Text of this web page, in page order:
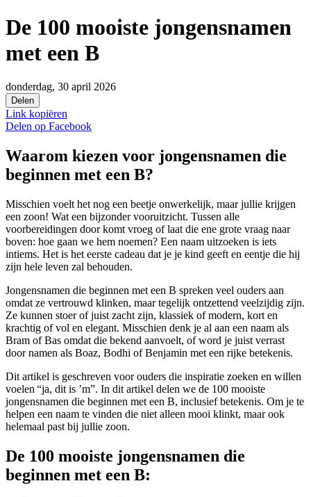
De 100 mooiste jongensnamen
met een B
donderdag, 30 april 2026
Delen
Link kopiëren
Delen op Facebook
Waarom kiezen voor jongensnamen die
beginnen met een B?
Misschien voelt het nog een beetje onwerkelijk, maar jullie krijgen
een zoon! Wat een bijzonder vooruitzicht. Tussen alle
voorbereidingen door komt vroeg of laat die ene grote vraag naar
boven: hoe gaan we hem noemen? Een naam uitzoeken is iets
intiems. Het is het eerste cadeau dat je je kind geeft en eentje die hij
zijn hele leven zal behouden.
Jongensnamen die beginnen met een B spreken veel ouders aan
omdat ze vertrouwd klinken, maar tegelijk ontzettend veelzijdig zijn.
Ze kunnen stoer of juist zacht zijn, klassiek of modern, kort en
krachtig of vol en elegant. Misschien denk je al aan een naam als
Bram of Bas omdat die bekend aanvoelt, of word je juist verrast
door namen als Boaz, Bodhi of Benjamin met een rijke betekenis.
Dit artikel is geschreven voor ouders die inspiratie zoeken en willen
voelen “ja, dit is ’m”. In dit artikel delen we de 100 mooiste
jongensnamen die beginnen met een B, inclusief betekenis. Om je te
helpen een naam te vinden die niet alleen mooi klinkt, maar ook
helemaal past bij jullie zoon.
De 100 mooiste jongensnamen die
beginnen met een B: